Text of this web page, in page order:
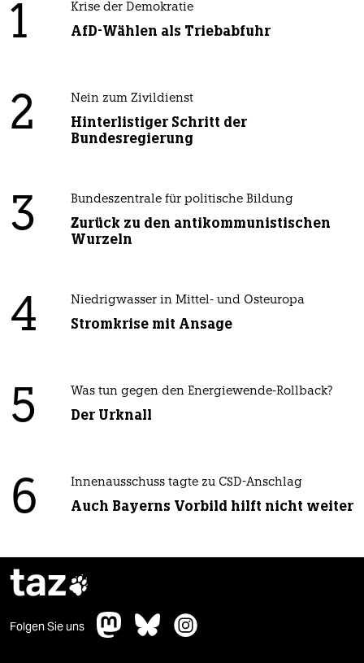
1 Krise der Demokratie
AfD-Wählen als Triebabfuhr
2 Nein zum Zivildienst
Hinterlistiger Schritt der
Bundesregierung
3 Bundeszentrale für politische Bildung
Zurück zu den antikommunistischen
Wurzeln
4 Niedrigwasser in Mittel- und Osteuropa
Stromkrise mit Ansage
5 Was tun gegen den Energiewende-Rollback?
Der Urknall
6 Innenausschuss tagte zu CSD-Anschlag
Auch Bayerns Vorbild hilft nicht weiter
taz
Folgen Sie uns